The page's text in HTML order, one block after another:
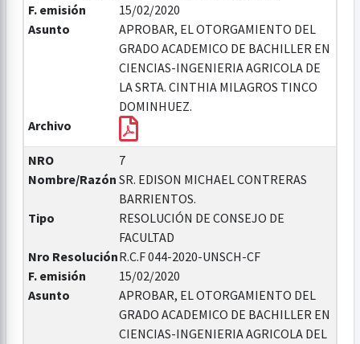
F. emisión
15/02/2020
Asunto
APROBAR, EL OTORGAMIENTO DEL
GRADO ACADEMICO DE BACHILLER EN
CIENCIAS-INGENIERIA AGRICOLA DE
LA SRTA. CINTHIA MILAGROS TINCO
DOMINHUEZ.
Archivo
NRO
7
Nombre/Razón SR. EDISON MICHAEL CONTRERAS
BARRIENTOS.
Tipo
RESOLUCIÓN DE CONSEJO DE
FACULTAD
Nro ResoluciónR.C.F 044-2020-UNSCH-CF
F. emisión
15/02/2020
Asunto
APROBAR, EL OTORGAMIENTO DEL
GRADO ACADEMICO DE BACHILLER EN
CIENCIAS-INGENIERIA AGRICOLA DEL